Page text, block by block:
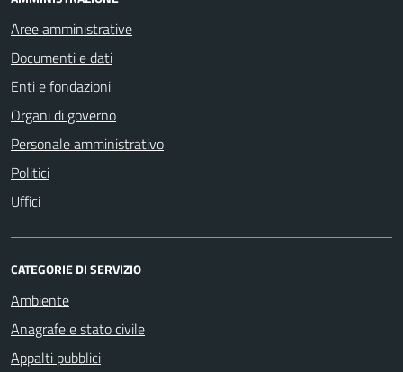
Aree amministrative
Documenti e dati
Enti e fondazioni
Organi di governo
Personale amministrativo
Politici
Uffici
CATEGORIE DI SERVIZIO
Ambiente
Anagrafe e stato civile
Appalti pubblici